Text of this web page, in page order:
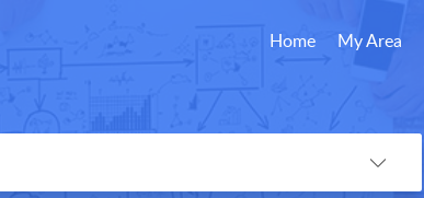
Home My Area